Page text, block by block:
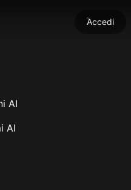
Accedi
AI
AI